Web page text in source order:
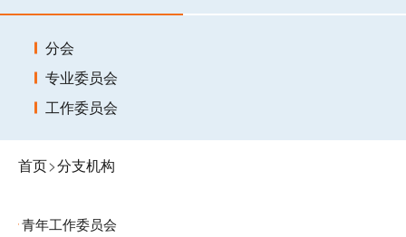
分会
专业委员会
工作委员会
首页>分支机构
青年工作委员会